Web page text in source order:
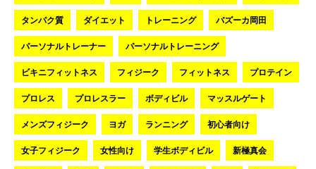
タンパク質 ダイエット トレーニング バズーカ岡田
パーソナルトレーナー パーソナルトレーニング
ビキニフィットネス フィジーク フィットネス プロテイン
プロレス プロレスラー ボディビル マッスルゲート
メンズフィジーク ヨガ ランニング 初心者向け
女子フィジーク 女性向け 学生ボディビル 新極真会